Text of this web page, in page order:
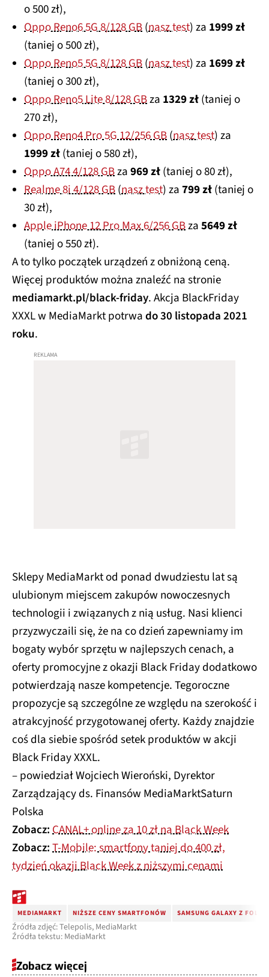
o 500 zł),
Oppo Reno6 5G 8/128 GB(nasz test) za 1999 zł
(taniej o 500 zł),
Oppo Reno5 5G 8/128 GB(nasz test) za 1699 zł
(taniej o 300 zł),
Oppo Reno5 Lite 8/128 GBza 1329 zł(taniej o
270 zł),
Oppo Reno4 Pro 5G 12/256 GB(nasz test) za
1999 zł(taniej o 580 zł),
Oppo A74 4/128 GBza969 zł(taniej o 80 zł),
Realme 8i 4/128 GB(nasz test) za799 zł(taniej o
30 zł),
Apple iPhone 12 Pro Max 6/256 GBza5649 zł
(taniej o 550 zł).
A to tylko początek urządzeń z obniżoną ceną.
Więcej produktów można znaleźć na stronie
mediamarkt.pl/black-friday. Akcja BlackFriday
XXXL w MediaMarkt potrwado 30 listopada 2021
roku.
Sklepy MediaMarkt od ponad dwudziestu lat są
ulubionym miejscem zakupów nowoczesnych
technologii i związanych z nią usług. Nasi klienci
przyzwyczaili się, że na co dzień zapewniamy im
bogaty wybór sprzętu w najlepszych cenach, a
oferty promocyjne z okazji Black Friday dodatkowo
potwierdzają nasze kompetencje. Tegoroczne
propozycje są szczególne ze względu na szerokość i
atrakcyjność przygotowanej oferty. Każdy znajdzie
coś dla siebie spośród setek produktów w akcji
Black Friday XXXL.
– powiedział Wojciech Wieroński, Dyrektor
Zarządzający ds. Finansów MediaMarktSaturn
Polska
Zobacz:CANAL+ online za 10 zł na Black Week
Zobacz:T-Mobile: smartfony taniej do 400 zł,
tydzień okazji Black Week z niższymi cenami
MEDIAMARKT NIŻSZE CENY SMARTFONÓW SAMSUNG GALAXY Z FOLD3
Źródła zdjęć: Telepolis, MediaMarkt
Źródła tekstu: MediaMarkt
Zobacz więcej